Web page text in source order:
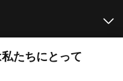
イト
たちにとって